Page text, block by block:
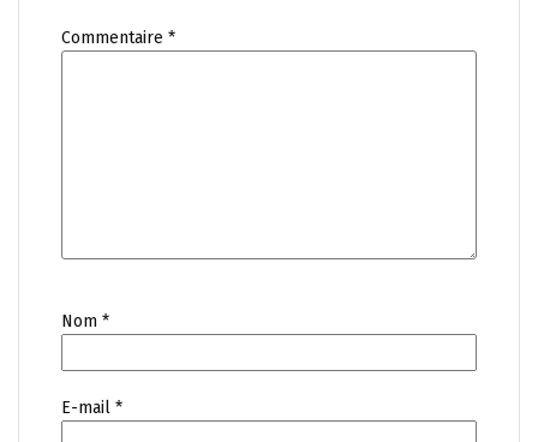
Commentaire *
Nom *
E-mail *